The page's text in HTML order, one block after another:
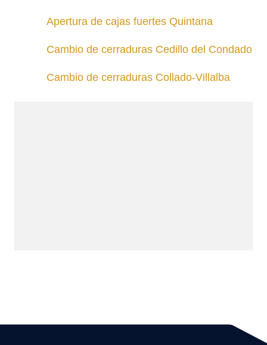
Apertura de cajas fuertes Quintana
Cambio de cerraduras Cedillo del Condado
Cambio de cerraduras Collado-Villalba